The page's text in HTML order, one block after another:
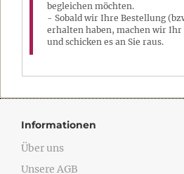
begleichen möchten.
- Sobald wir Ihre Bestellung
erhalten haben, machen wir
und schicken es an Sie raus.
Informationen
Über uns
Unsere AGB